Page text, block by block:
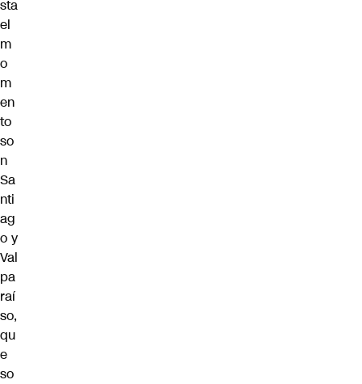
sta
el
m
o
m
en
to
so
n
Sa
nti
ag
o y
Val
pa
raí
so,
qu
e
so